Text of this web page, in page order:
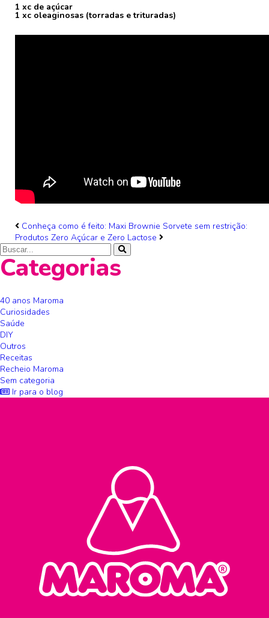
1 xc de açúcar
1 xc oleaginosas (torradas e trituradas)
Conheça como é feito: Maxi Brownie Sorvete sem restrição:
Produtos Zero Açúcar e Zero Lactose
Categorias
40 anos Maroma
Curiosidades
Saúde
DIY
Outros
Receitas
Recheio Maroma
Sem categoria
Ir para o blog